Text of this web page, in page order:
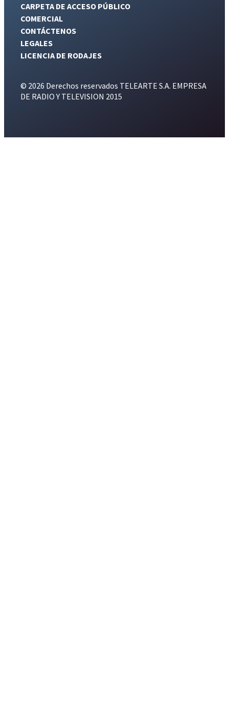
CARPETA DE ACCESO PÚBLICO
COMERCIAL
CONTÁCTENOS
LEGALES
LICENCIA DE RODAJES
© 2026 Derechos reservados TELEARTE S.A. EMPRESA
DE RADIO Y TELEVISION 2015